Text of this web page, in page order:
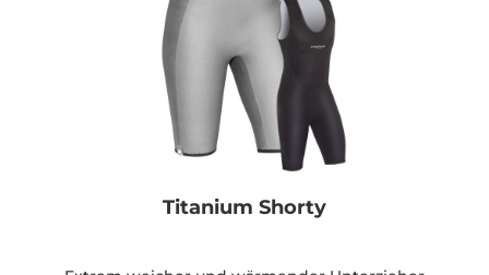
Titanium Shorty